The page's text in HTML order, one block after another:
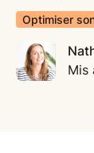
Optimiser
Mis